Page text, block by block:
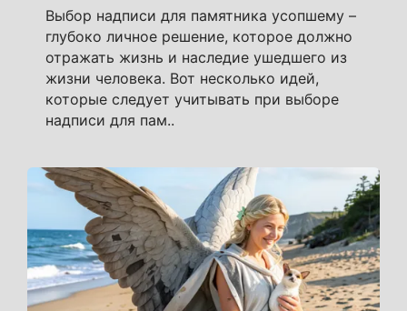
Выбор надписи для памятника усопшему –
глубоко личное решение, которое должно
отражать жизнь и наследие ушедшего из
жизни человека. Вот несколько идей,
которые следует учитывать при выборе
надписи для пам..